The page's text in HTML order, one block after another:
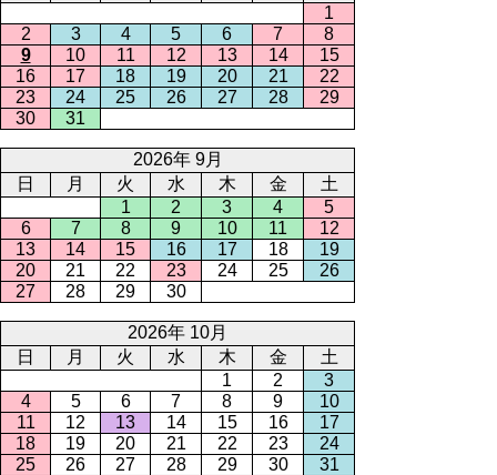
1
2
3 4 5 6 7
8
9
10 11 12 13 14
15
16
17 18 19 20 21
22
23
24 25 26 27 28
29
30
31
2026年 9月
日
月 火 水 木 金
土
1
2 3 4
5
6
7 8 9 10 11
12
13
14 15 16 17 18
19
20
21 22 23 24 25
26
27
28 29 30
2026年 10月
日
月 火 水 木 金
土
1
2
3
4
5 6 7 8 9
10
11
12 13 14 15 16
17
18
19 20 21 22 23
24
25
26 27 28 29 30 31